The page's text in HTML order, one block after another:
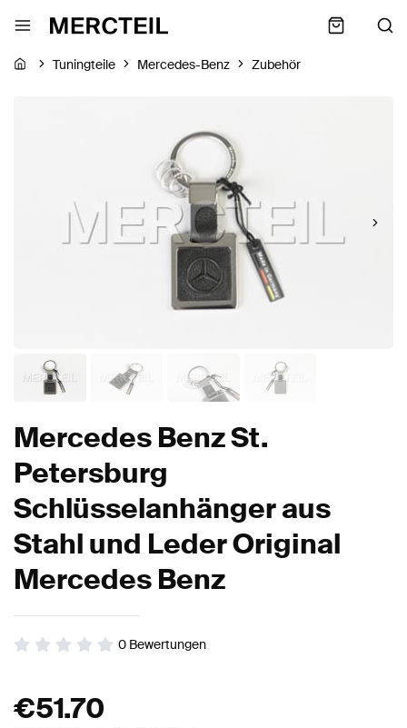
Tuningteile Mercedes-Benz Zubehör
Mercedes Benz St.
Petersburg
Schlüsselanhänger aus
Stahl und Leder Original
Mercedes Benz
0 Bewertungen
€51.70